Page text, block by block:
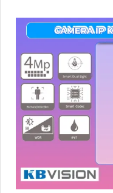
nhập, và phân biệt